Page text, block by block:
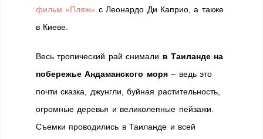
фильм «Пляж» с Леонардо Ди Каприо, а также
в Киеве.
Весь тропический рай снимали в Таиланде на
побережье Андаманского моря– ведь это
почти сказка, джунгли, буйная растительность,
огромные деревья и великолепные пейзажи.
Съемки проводились в Таиланде и всей